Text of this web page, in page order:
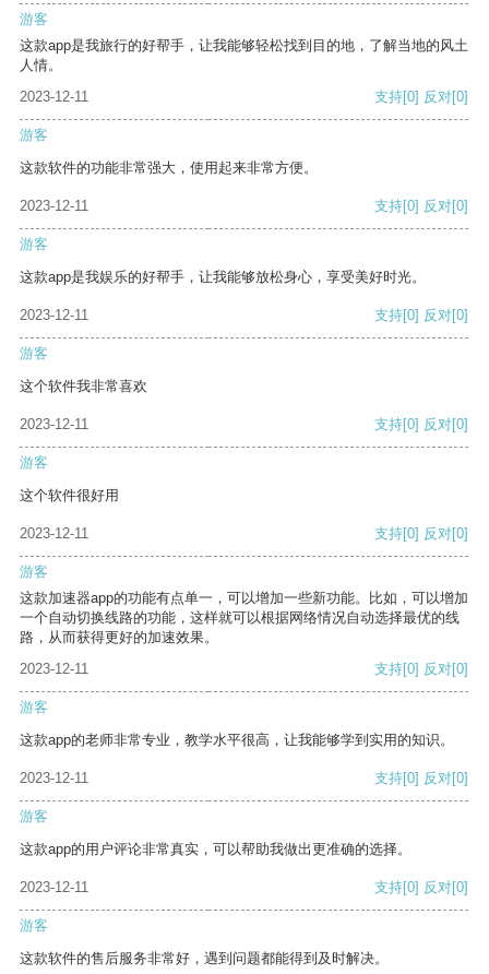
游客
这款app是我旅行的好帮手，让我能够轻松找到目的地，了解当地的风土
人情。
2023-12-11
支持[0] 反对[0]
游客
这款软件的功能非常强大，使用起来非常方便。
2023-12-11 支持[0] 反对[0]
游客
这款app是我娱乐的好帮手，让我能够放松身心，享受美好时光。
2023-12-11 支持[0] 反对[0]
游客
这个软件我非常喜欢
2023-12-11 支持[0] 反对[0]
游客
这个软件很好用
2023-12-11 支持[0] 反对[0]
游客
这款加速器app的功能有点单一，可以增加一些新功能。比如，可以增加
一个自动切换线路的功能，这样就可以根据网络情况自动选择最优的线
路，从而获得更好的加速效果。
2023-12-11
支持[0] 反对[0]
游客
这款app的老师非常专业，教学水平很高，让我能够学到实用的知识。
2023-12-11 支持[0] 反对[0]
游客
这款app的用户评论非常真实，可以帮助我做出更准确的选择。
2023-12-11 支持[0] 反对[0]
游客
这款软件的售后服务非常好，遇到问题都能得到及时解决。